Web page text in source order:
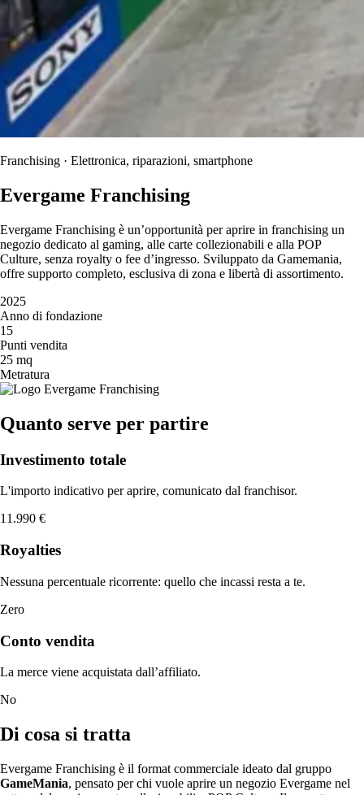
Franchising · Elettronica, riparazioni, smartphone
Evergame Franchising
Evergame Franchising è un’opportunità per aprire in franchising un
negozio dedicato al gaming, alle carte collezionabili e alla POP
Culture, senza royalty o fee d’ingresso. Sviluppato da Gamemania,
offre supporto completo, esclusiva di zona e libertà di assortimento.
2025
Anno di fondazione
15
Punti vendita
25 mq
Metratura
Quanto serve per partire
Investimento totale
L'importo indicativo per aprire, comunicato dal franchisor.
11.990 €
Royalties
Nessuna percentuale ricorrente: quello che incassi resta a te.
Zero
Conto vendita
La merce viene acquistata dall’affiliato.
No
Di cosa si tratta
Evergame Franchising è il format commerciale ideato dal gruppo
GameMania, pensato per chi vuole aprire un negozio Evergame nel